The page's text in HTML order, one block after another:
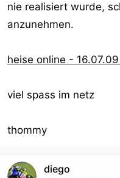
nie realisiert wurde,
anzunehmen.
heise online -
viel spass im netz
thommy
diego